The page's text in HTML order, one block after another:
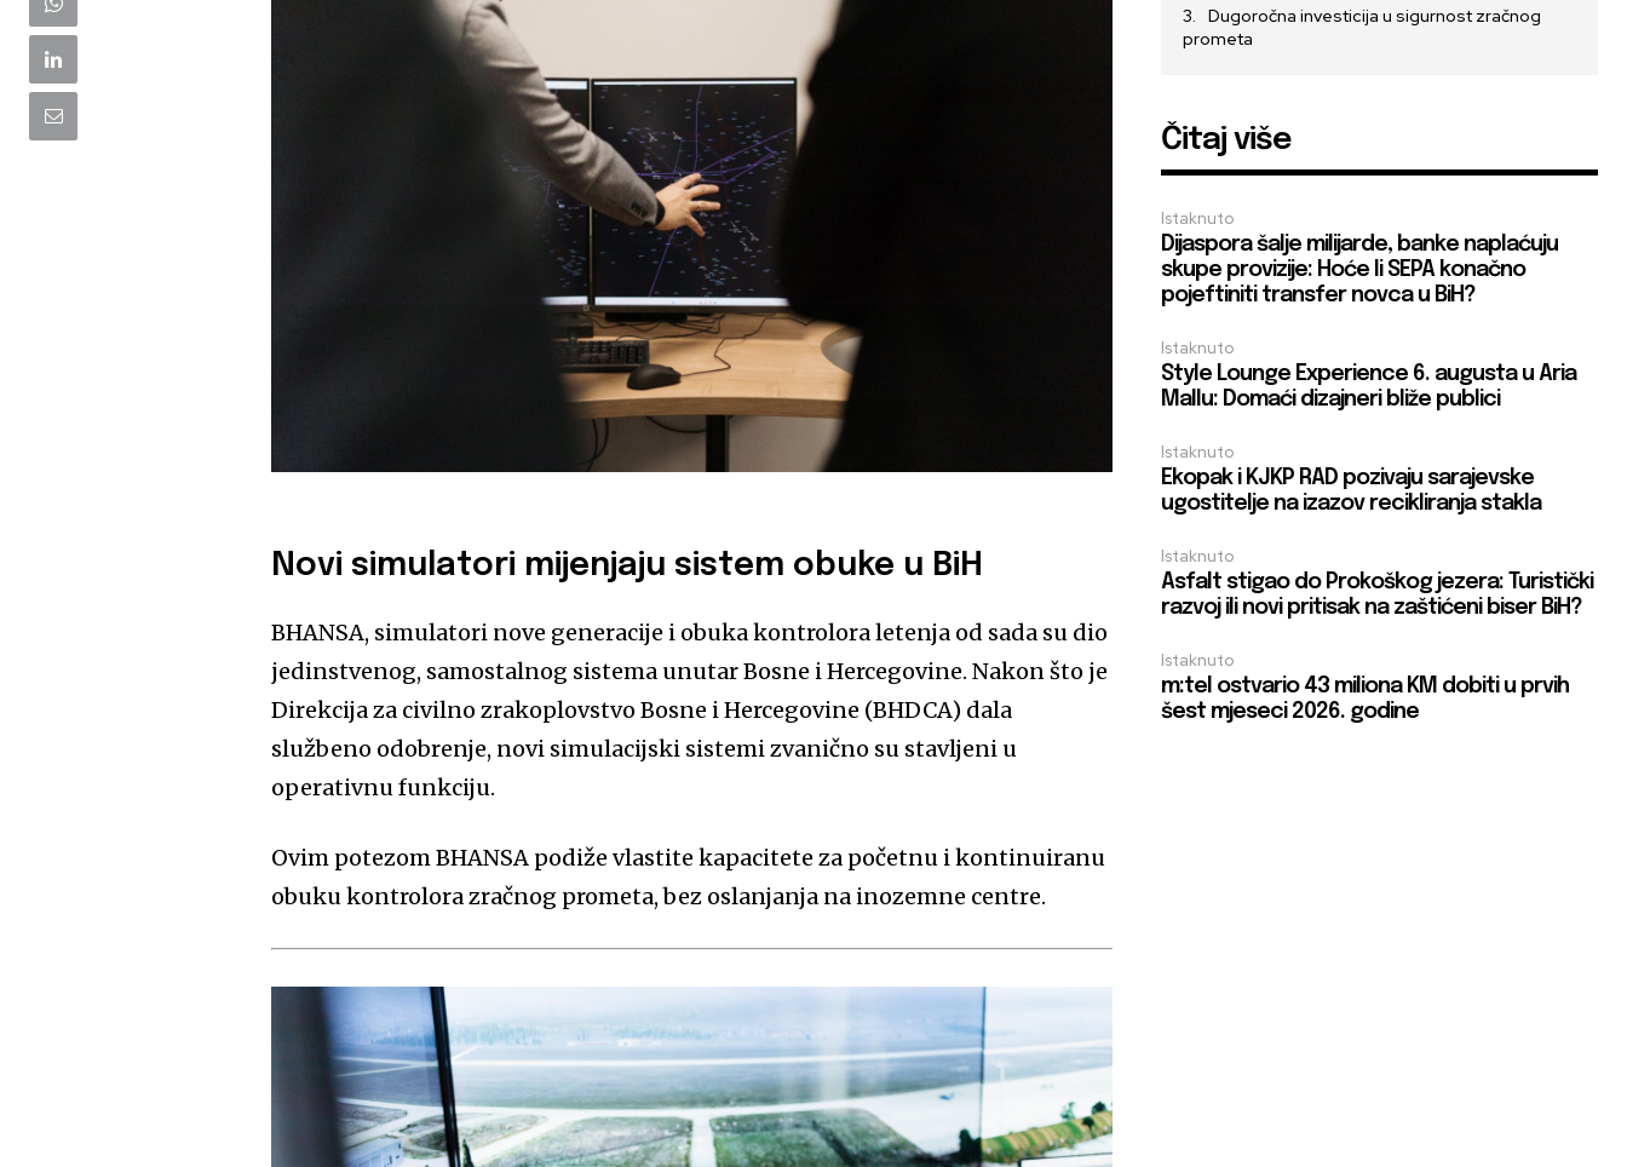
Novi simulatori mijenjaju sistem obuke u BiH
BHANSA, simulatori nove generacije i obuka kontrolora letenja od sada su dio
jedinstvenog, samostalnog sistema unutar Bosne i Hercegovine. Nakon što je
Direkcija za civilno zrakoplovstvo Bosne i Hercegovine (BHDCA) dala
službeno odobrenje, novi simulacijski sistemi zvanično su stavljeni u
operativnu funkciju.
Ovim potezom BHANSA podiže vlastite kapacitete za početnu i kontinuiranu
obuku kontrolora zračnog prometa, bez oslanjanja na inozemne centre.
Dugoročna investicija u sigurnost zračnog
prometa
Čitaj više
Istaknuto
Dijaspora šalje milijarde, banke naplaćuju
skupe provizije: Hoće li SEPA konačno
pojeftiniti transfer novca u BiH?
Istaknuto
Style Lounge Experience 6. augusta u Aria
Mallu: Domaći dizajneri bliže publici
Istaknuto
Ekopak i KJKP RAD pozivaju sarajevske
ugostitelje na izazov recikliranja stakla
Istaknuto
Asfalt stigao do Prokoškog jezera: Turistički
razvoj ili novi pritisak na zaštićeni biser BiH?
Istaknuto
m:tel ostvario 43 miliona KM dobiti u prvih
šest mjeseci 2026. godine